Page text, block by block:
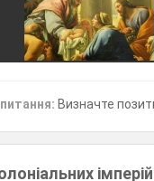
Визначте позитивні риси